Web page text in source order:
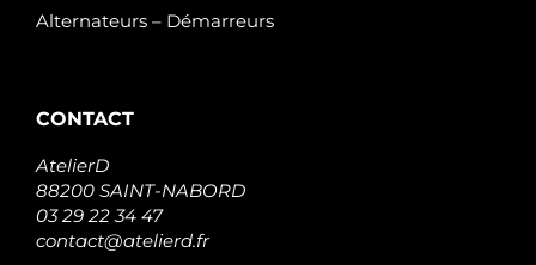
Alternateurs – Démarreurs
CONTACT
AtelierD
88200 SAINT-NABORD
03 29 22 34 47
contact@atelierd.fr